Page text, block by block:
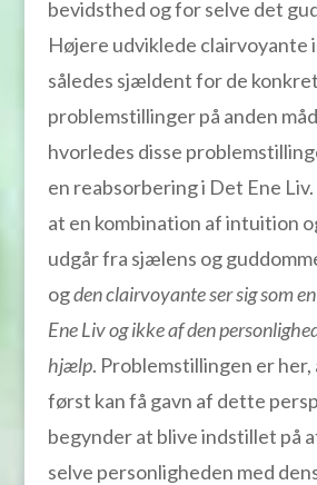
bevidsthed og for selve det
Højere udviklede clairvoyante
således sjældent for de
problemstillinger på anden
hvorledes disse
en reabsorbering i Det Ene
at en kombination af intuition
udgår fra sjælens og
ogden clairvoyante ser sig som
Ene Liv og ikke af den
hjælp. Problemstillingen er
først kan få gavn af dette
begynder at blive indstillet på
selve personligheden med